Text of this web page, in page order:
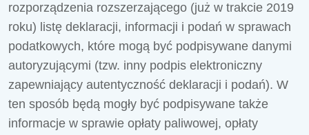
rozporządzenia rozszerzającego (już w trakcie 2019
roku) listę deklaracji, informacji i podań w sprawach
podatkowych, które mogą być podpisywane danymi
autoryzującymi (tzw. inny podpis elektroniczny
zapewniający autentyczność deklaracji i podań). W
ten sposób będą mogły być podpisywane także
informacje w sprawie opłaty paliwowej, opłaty